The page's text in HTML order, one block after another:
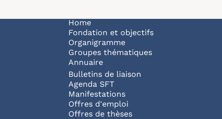
Navigation principale
Home
Fondation et objectifs
Organigramme
Groupes thématiques
Annuaire
Bulletins de liaison
Agenda SFT
Manifestations
Offres d'emploi
Offres de thèses